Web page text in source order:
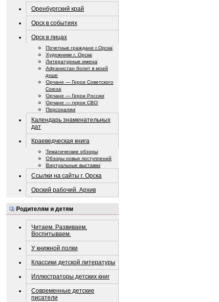
Оренбургский край
Орск в событиях
Орск в лицах
Почетные граждане г.Орска
Художники г. Орска
Литературные имена
Афганистан болит в моей
душе
Орчане — Герои Советского
Союза
Орчане — Герои России
Орчане — герои СВО
Персоналии
Календарь знаменательных
дат
Краеведческая книга
Тематические обзоры
Обзоры новых поступлений
Виртуальные выставки
Ссылки на сайты г. Орска
Орский рабочий. Архив
Родителям и детям
Читаем. Развиваем.
Воспитываем.
У книжной полки
Классики детской литературы
Иллюстраторы детских книг
Современные детские
писатели